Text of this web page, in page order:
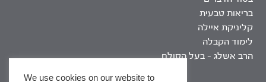
בריאות טבעית
קליניקת איילה
לימוד הקבלה
הרב אשלג – בעל הסולם
We use cookies on our website to